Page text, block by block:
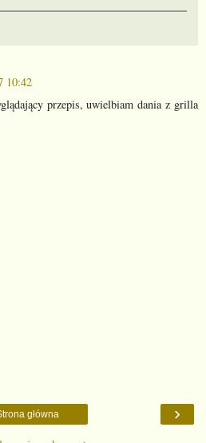
10:42
przepis, uwielbiam dania z grilla
›
główna